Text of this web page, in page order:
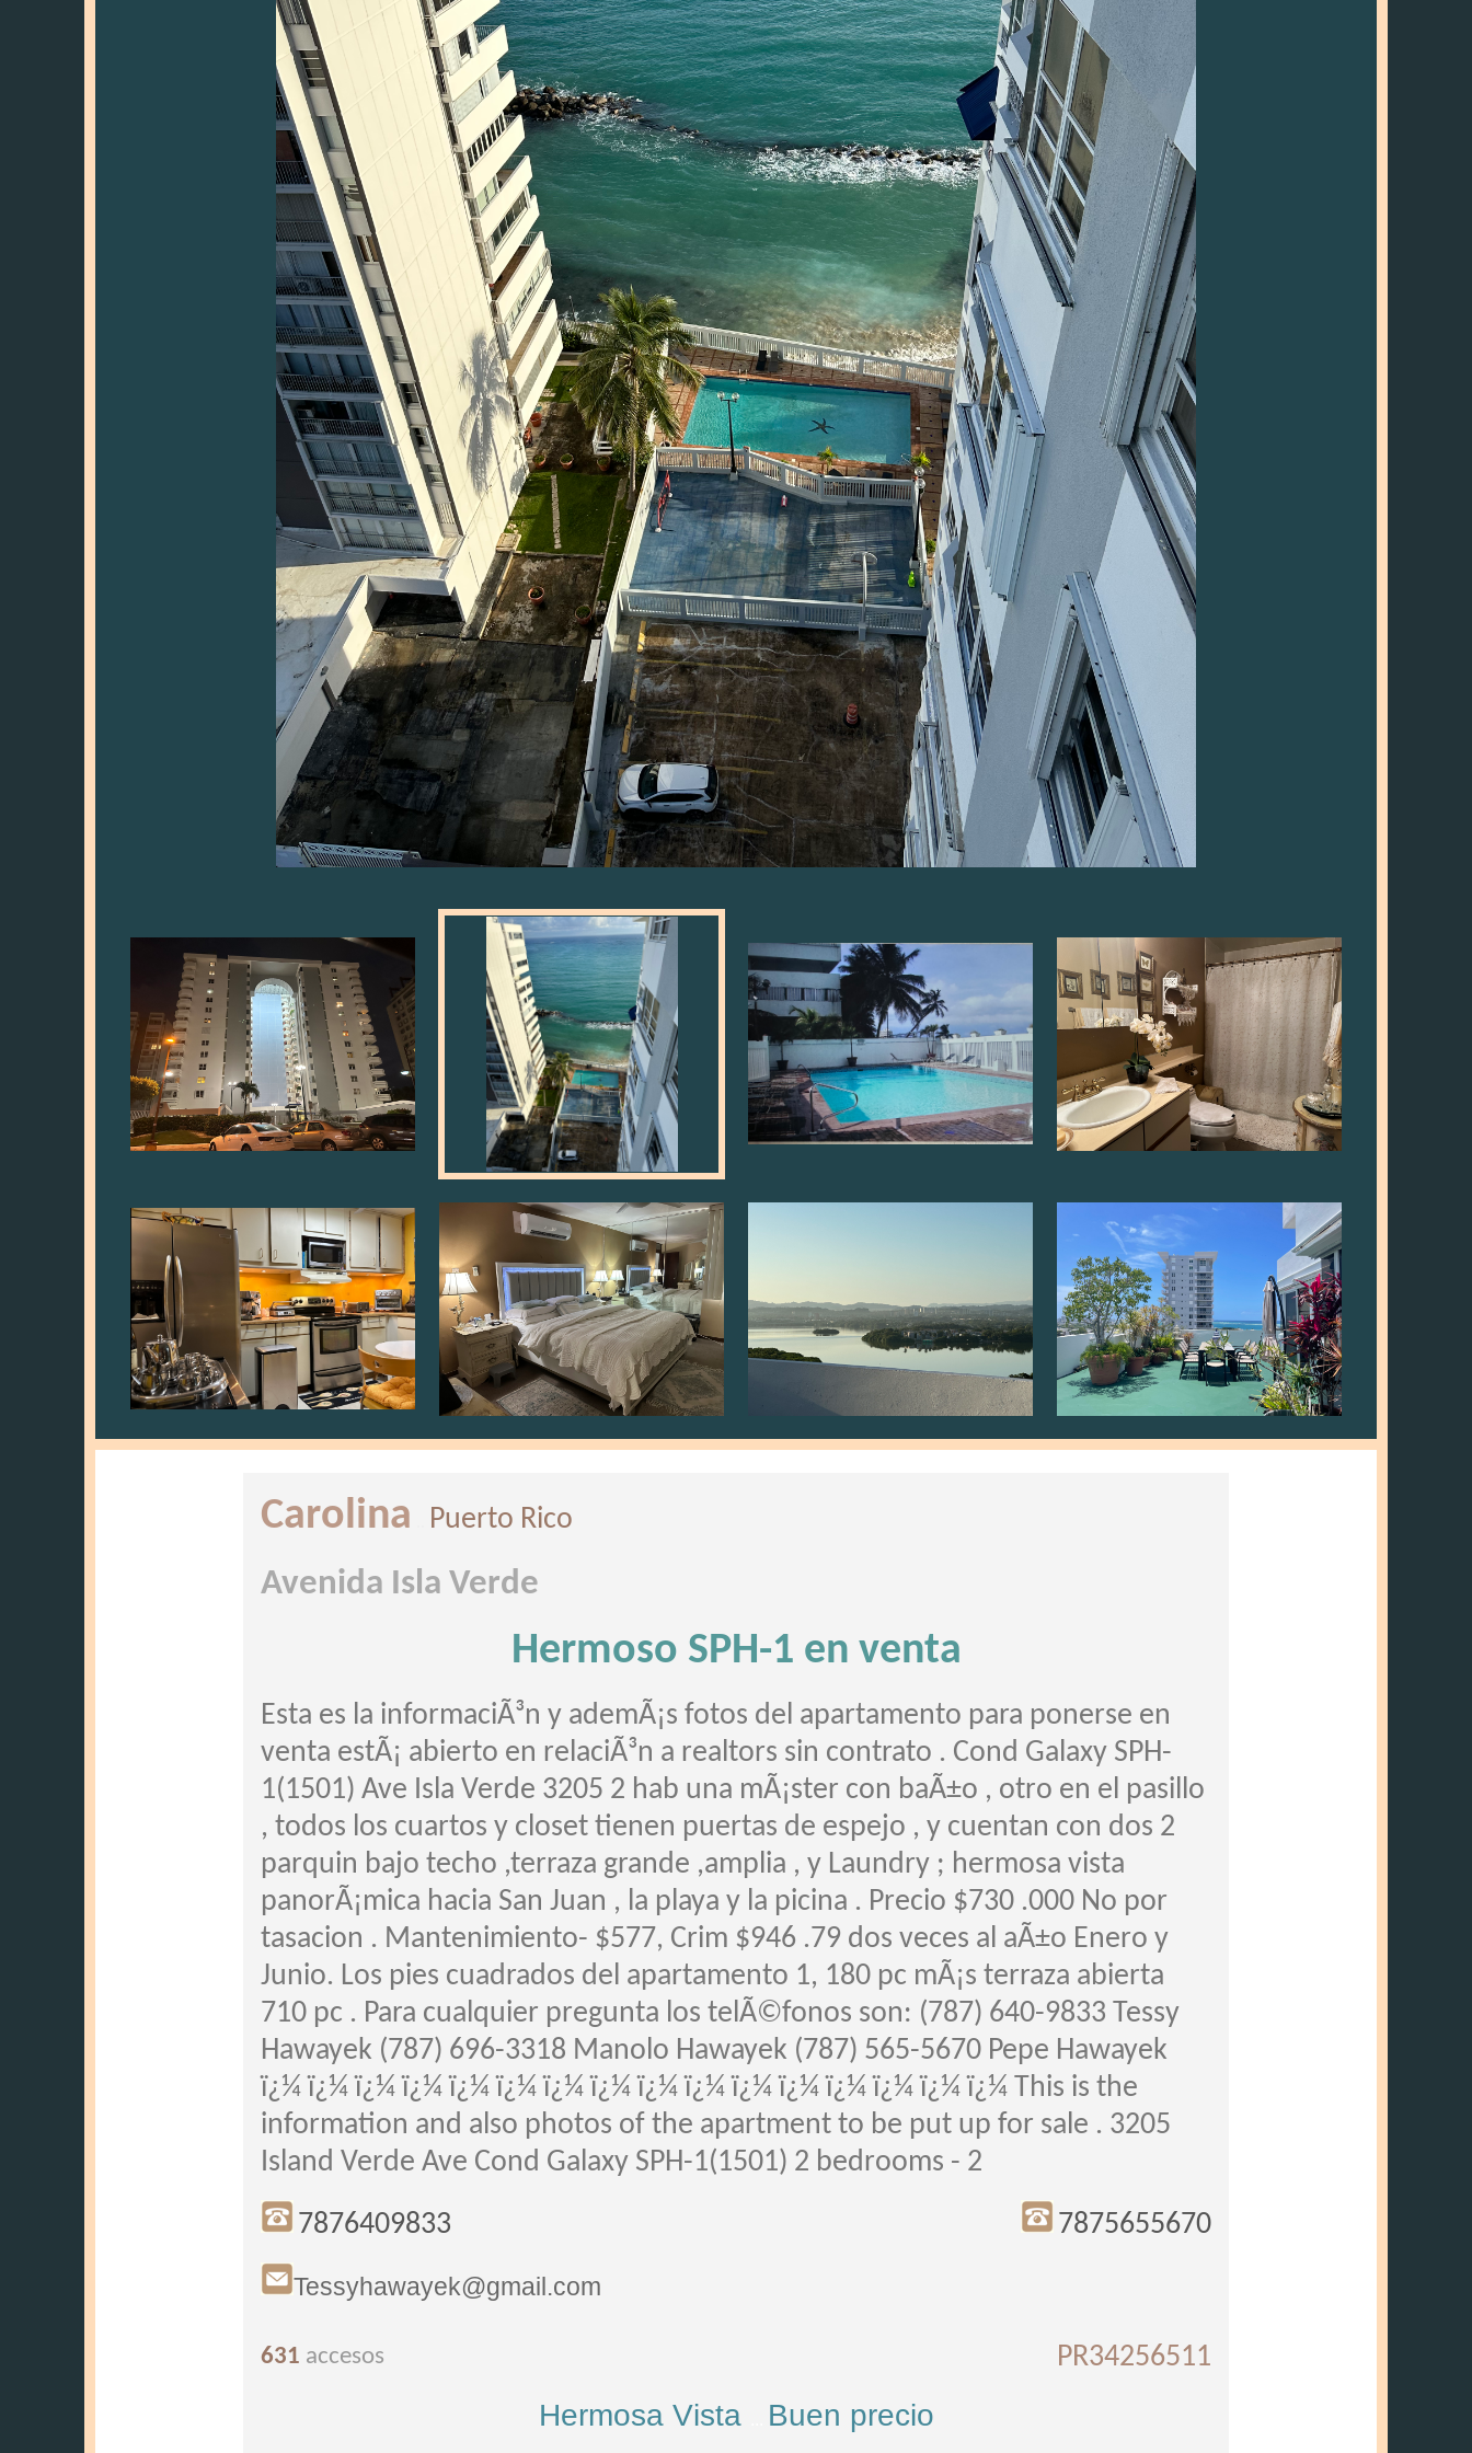
Carolina Puerto Rico
Avenida Isla Verde
Hermoso SPH-1 en venta
Esta es la informaciÃ³n y ademÃ¡s fotos del apartamento para ponerse en
venta estÃ¡ abierto en relaciÃ³n a realtors sin contrato . Cond Galaxy SPH-
1(1501) Ave Isla Verde 3205 2 hab una mÃ¡ster con baÃ±o , otro en el pasillo
, todos los cuartos y closet tienen puertas de espejo , y cuentan con dos 2
parquin bajo techo ,terraza grande ,amplia , y Laundry ; hermosa vista
panorÃ¡mica hacia San Juan , la playa y la picina . Precio $730 .000 No por
tasacion . Mantenimiento- $577, Crim $946 .79 dos veces al aÃ±o Enero y
Junio. Los pies cuadrados del apartamento 1, 180 pc mÃ¡s terraza abierta
710 pc . Para cualquier pregunta los telÃ©fonos son: (787) 640-9833 Tessy
Hawayek (787) 696-3318 Manolo Hawayek (787) 565-5670 Pepe Hawayek
ï¿¼ ï¿¼ ï¿¼ ï¿¼ ï¿¼ ï¿¼ ï¿¼ ï¿¼ ï¿¼ ï¿¼ ï¿¼ ï¿¼ ï¿¼ ï¿¼ ï¿¼ ï¿¼ This is the
information and also photos of the apartment to be put up for sale . 3205
Island Verde Ave Cond Galaxy SPH-1(1501) 2 bedrooms - 2
7876409833 7875655670
Tessyhawayek@gmail.com
631 accesos PR34256511
Hermosa Vista Buen precio